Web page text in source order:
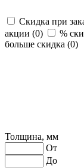
Скидка при
акции (0)
%
больше скидка (0)
Толщина, мм
От
До